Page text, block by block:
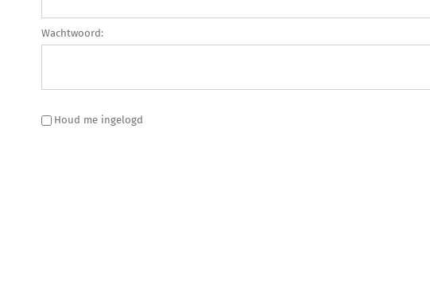
Wachtwoord:
Houd me ingelogd